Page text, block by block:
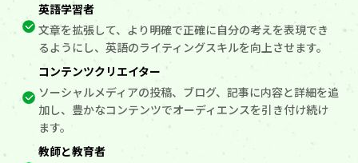
英語学習者
文章を拡張して、より明確で正確に自分の考えを表現でき
るようにし、英語のライティングスキルを向上させます。
コンテンツクリエイター
ソーシャルメディアの投稿、ブログ、記事に内容と詳細を追
加し、豊かなコンテンツでオーディエンスを引き付け続け
ます。
教師と教育者